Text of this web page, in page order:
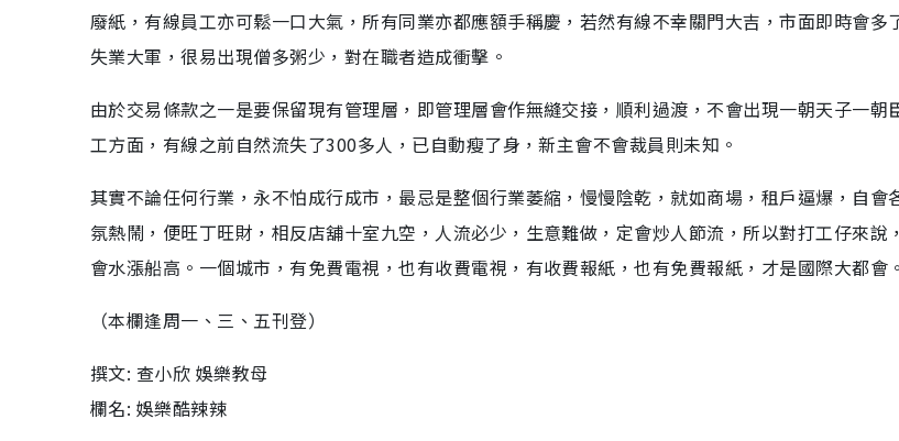
廢紙，有線員工亦可鬆一口大氣，所有同業亦都應額手稱慶，若然有線不幸關門大吉，市面即時會多
失業大軍，很易出現僧多粥少，對在職者造成衝擊。
由於交易條款之一是要保留現有管理層，即管理層會作無縫交接，順利過渡，不會出現一朝天子一朝
工方面，有線之前自然流失了300多人，已自動瘦了身，新主會不會裁員則未知。
其實不論任何行業，永不怕成行成市，最忌是整個行業萎縮，慢慢陰乾，就如商場，租戶逼爆，自會
氛熱鬧，便旺丁旺財，相反店舖十室九空，人流必少，生意難做，定會炒人節流，所以對打工仔來說
會水漲船高。一個城市，有免費電視，也有收費電視，有收費報紙，也有免費報紙，才是國際大都會。
（本欄逢周一、三、五刊登）
撰文: 查小欣 娛樂教母
欄名: 娛樂酷辣辣